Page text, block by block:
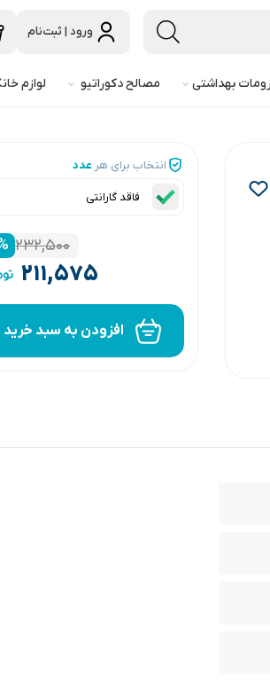
ورود | ثبت‌نام
بهداشتی مصالح دکوراتیو لوازم
انتخاب برای هر عدد
فاقد گارانتی
۲۳۲,۵۰۰
۲۱۱,۵۷۵
افزودن به سبد خرید